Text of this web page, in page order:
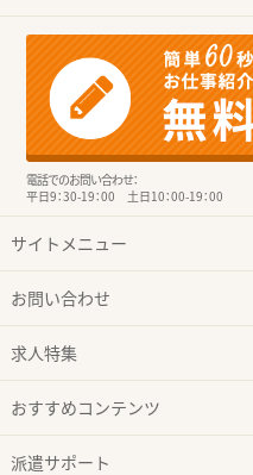
電話でのお問い合わせ：
平日9：30-19：00 土日10：00-19：00
サイトメニュー
お問い合わせ
求人特集
おすすめコンテンツ
派遣サポート